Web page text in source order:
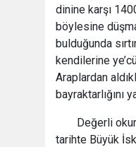
dinine karşı
böylesine
bulduğunda
kendilerine
Araplardan
bayraktarlığını
Değerli
tarihte Büyük